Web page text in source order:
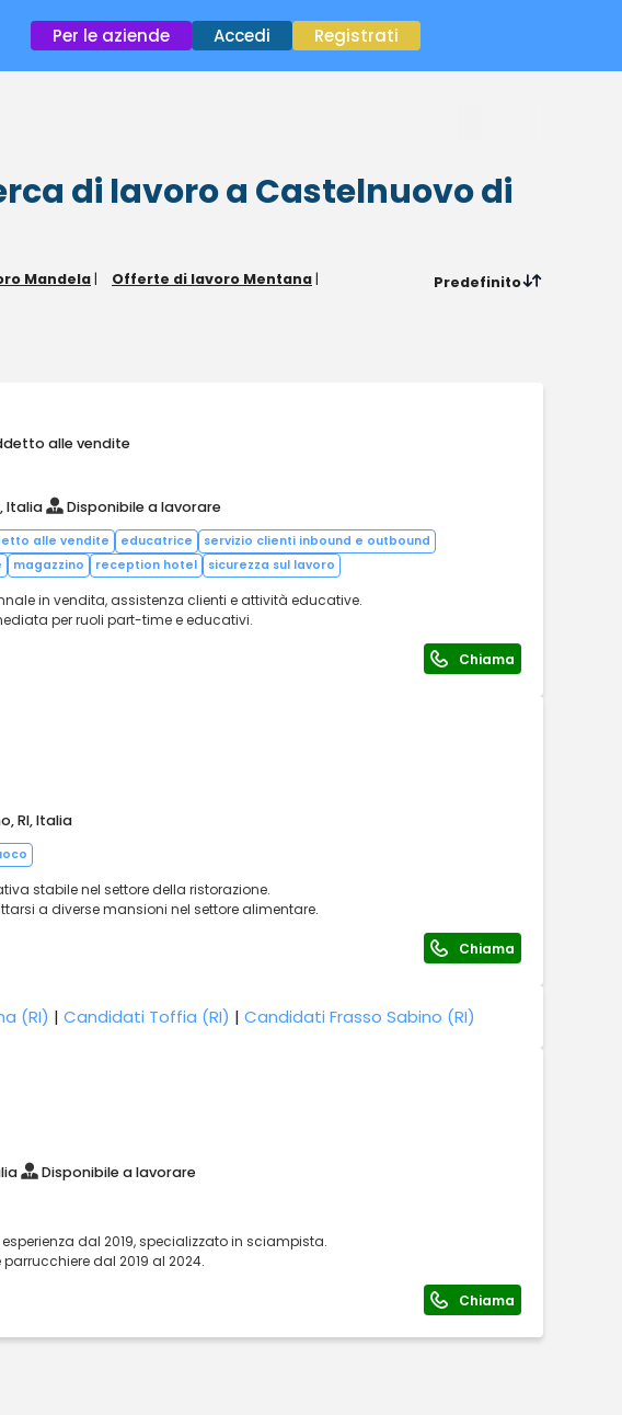
Per le aziende Accedi Registrati
di lavoroa Castelnuovo di
Mandela | Offerte di lavoro Mentana |
Predefinito
alle vendite
Italia Disponibile a lavorare
alle vendite educatrice
servizio clienti inbound e outbound
magazzino reception hotel sicurezza sul lavoro
in vendita, assistenza clienti e attività educative.
per ruoli part-time e educativi.
Chiama
RI, Italia
stabile nel settore della ristorazione.
a diverse mansioni nel settore alimentare.
Chiama
(RI) | Candidati Toffia (RI) | Candidati Frasso Sabino (RI)
Disponibile a lavorare
dal 2019, specializzato in sciampista.
dal 2019 al 2024.
Chiama